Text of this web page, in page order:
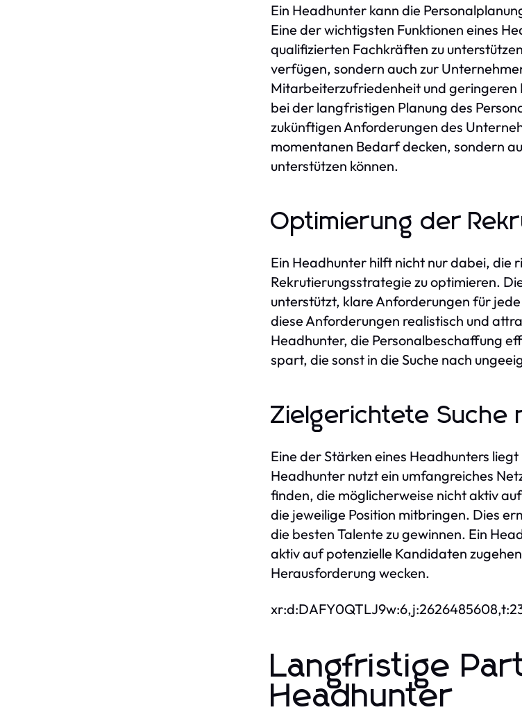
Ein Headhunter kann die
Eine der wichtigsten Funktionen eines
qualifizierten Fachkräften zu
verfügen, sondern auch zur
Mitarbeiterzufriedenheit und geringeren
bei der langfristigen Planung des
zukünftigen Anforderungen des
momentanen Bedarf decken, sondern
unterstützen können.
Optimierung der
Ein Headhunter hilft nicht nur dabei, die
Rekrutierungsstrategie zu optimieren.
unterstützt, klare Anforderungen für
diese Anforderungen realistisch und
Headhunter, die Personalbeschaffung
spart, die sonst in die Suche nach
Zielgerichtete Suche
Eine der Stärken eines Headhunters
Headhunter nutzt ein umfangreiches
finden, die möglicherweise nicht aktiv
die jeweilige Position mitbringen. Dies
die besten Talente zu gewinnen. Ein
aktiv auf potenzielle Kandidaten
Herausforderung wecken.
Langfristige
Headhunter